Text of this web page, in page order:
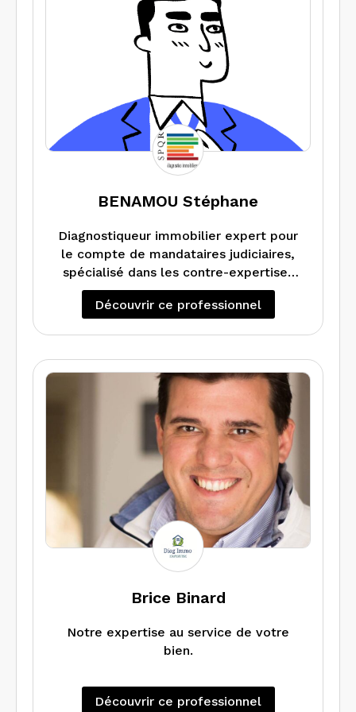
BENAMOU Stéphane
Diagnostiqueur immobilier expert pour
le compte de mandataires judiciaires,
spécialisé dans les contre-expertises
de diagnostics de performance
énergétique et de métrage. Réalise
Découvrir ce professionnel
Brice Binard
Notre expertise au service de votre
bien.
L’équipe professionnelle de Diag Immo
Découvrir ce professionnel